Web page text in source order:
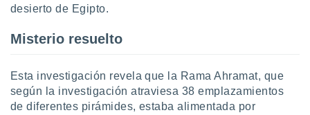
desierto de Egipto.
Misterio resuelto
Esta investigación revela que la Rama Ahramat, que
según la investigación atraviesa 38 emplazamientos
de diferentes pirámides, estaba alimentada por